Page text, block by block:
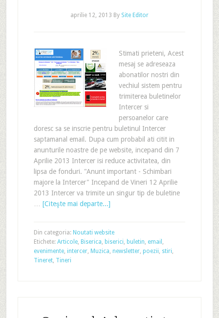
aprilie 12, 2013 By Site Editor
Stimati prieteni, Acest
mesaj se adreseaza
abonatilor nostri din
vechiul sistem pentru
trimiterea buletinelor
Intercer si
persoanelor care
doresc sa se inscrie pentru buletinul Intercer
saptamanal email. Dupa cum probabil ati citit in
anunturile noastre de pe website, incepand din 7
Aprilie 2013 Intercer isi reduce activitatea, din
lipsa de fonduri. "Anunt important - Schimbari
majore la Intercer" Incepand de Vineri 12 Aprilie
2013 Intercer va trimite un singur tip de buletine
[Citeşte mai departe...]
Din categoria: Noutati website
Etichete: Articole, Biserica, biserici, buletin, email ,
evenimente, intercer, Muzica, newsletter, poezii, stiri,
Tineret, Tineri